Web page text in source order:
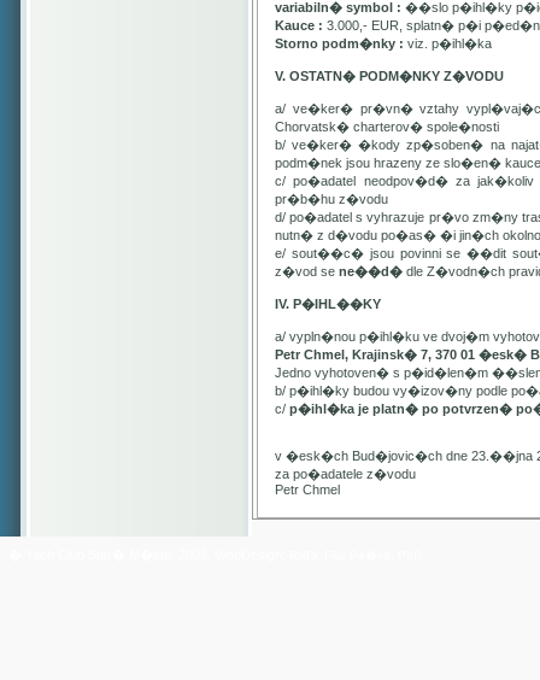
variabiln� symbol : ��slo p�ihl�ky
Kauce : 3.000,- EUR, splatn� p�i
Storno podm�nky : viz. p�ihl�ka
V. OSTATN� PODM�NKY Z�VODU
a/ ve�ker� pr�vn� vztahy
Chorvatsk� charterov� spole�nosti
b/ ve�ker� �kody zp�soben� na
podm�nek jsou hrazeny ze slo�en� kauce
c/ po�adatel neodpov�d� za
pr�b�hu z�vodu
d/ po�adatel s vyhrazuje pr�vo zm�ny
nutn� z d�vodu po�as� �i jin�ch
e/ sout��c� jsou povinni se ��dit
z�vod se ne��d� dle Z�vodn�ch
IV. P�IHL��KY
a/ vypln�nou p�ihl�ku ve dvoj�m
Petr Chmel, Krajinsk� 7, 370 01 �esk�
Jedno vyhotoven� s p�id�len�m
b/ p�ihl�ky budou vy�izov�ny podle
c/ p�ihl�ka je platn� po potvrzen�
v �esk�ch Bud�jovic�ch dne 23.��jna
za po�adatele z�vodu
Petr Chmel